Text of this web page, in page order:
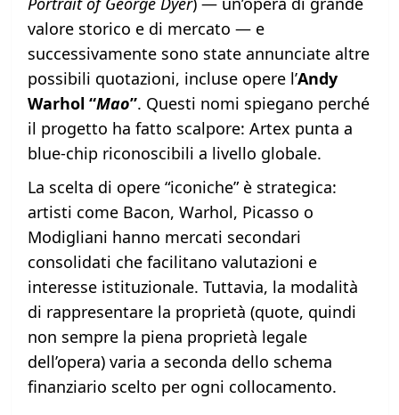
valore storico e di mercato — e
successivamente sono state annunciate altre
possibili quotazioni, incluse opere l’Andy
Warhol “Mao”. Questi nomi spiegano perché
il progetto ha fatto scalpore: Artex punta a
blue-chip riconoscibili a livello globale.
La scelta di opere “iconiche” è strategica:
artisti come Bacon, Warhol, Picasso o
Modigliani hanno mercati secondari
consolidati che facilitano valutazioni e
interesse istituzionale. Tuttavia, la modalità
di rappresentare la proprietà (quote, quindi
non sempre la piena proprietà legale
dell’opera) varia a seconda dello schema
finanziario scelto per ogni collocamento.